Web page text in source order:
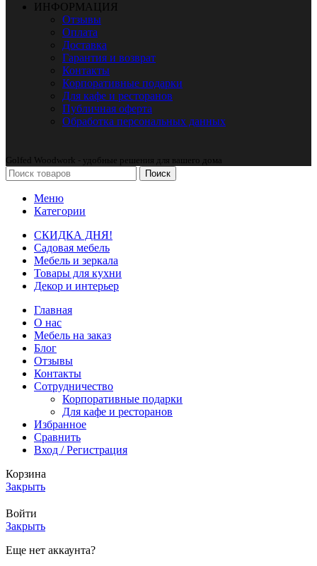
ИНФОРМАЦИЯ
Отзывы
Оплата
Доставка
Гарантия и возврат
Контакты
Корпоративные подарки
Для кафе и ресторанов
Публичная оферта
Обработка персональных данных
Golfed Woodwork - удобные решения для вашего дома
Поиск
Меню
Категории
СКИДКА ДНЯ!
Садовая мебель
Мебель и зеркала
Товары для кухни
Декор и интерьер
Главная
О нас
Мебель на заказ
Блог
Отзывы
Контакты
Сотрудничество
Корпоративные подарки
Для кафе и ресторанов
Избранное
Сравнить
Вход / Регистрация
Корзина
Закрыть
Войти
Закрыть
Еще нет аккаунта?